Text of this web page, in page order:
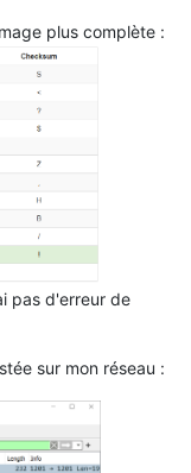
plus complète :
pas d'erreur de
sur mon réseau :